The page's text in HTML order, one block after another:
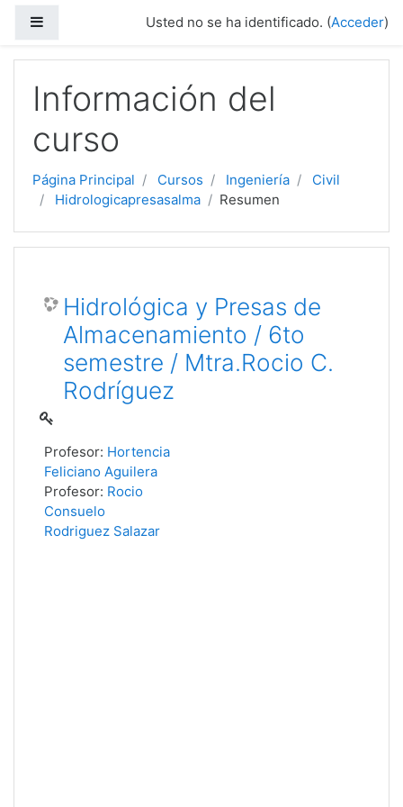
Usted no se ha identificado. (Acceder)
Información del
curso
Página Principal Cursos Ingeniería
Civil
Hidrologicapresasalma
Resumen
Hidrológica y Presas de
Almacenamiento / 6to
semestre / Mtra.Rocio C.
Rodríguez
Profesor: Hortencia
Feliciano Aguilera
Profesor: Rocio
Consuelo
Rodriguez Salazar